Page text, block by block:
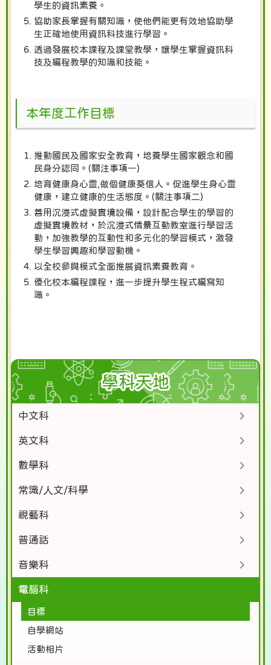
學生的資訊素養。
協助家長掌握有關知識，使他們能更有效地協助學
生正確地使用資訊科技進行學習。
透過發展校本課程及課堂教學，讓學生掌握資訊科
技及編程教學的知識和技能。
本年度工作目標
推動國民及國家安全教育，培養學生國家觀念和國
民身分認同。( 關 注事項一)
培育健康身心靈, 做個健康葵信人。促進學生身心靈
健康，建立健康的生活態度。( 關 注事項 二 )
善用沉浸式虛擬實境設備，設計配合學生的學習的
虛擬實境教材，於沉浸式情景互動教室進行學習活
動，加強教學的互動性和多元化的學習模式，激發
學生學習興趣和學習動機。
以全校參與模式全面推展資訊素養教育。
優化校本編程課程，進一步提升學生程式編寫知
識。
學科天地
中文科
英文科
數學科
常識/人文/科學
視藝科
普通話
音樂科
電腦科
目標
自學網站
活動相片